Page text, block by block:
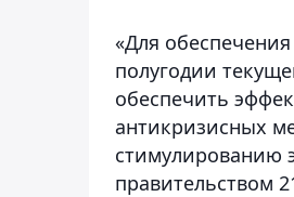
«Для
полугодии
обеспечить
антикризисных
стимулированию
правительством